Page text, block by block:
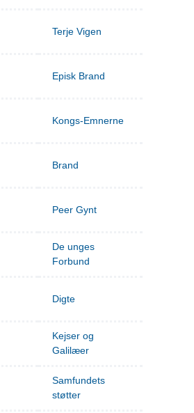
Terje Vigen
Episk Brand
Kongs-Emnerne
Brand
Peer Gynt
De unges
Forbund
Digte
Kejser og
Galilæer
Samfundets
støtter